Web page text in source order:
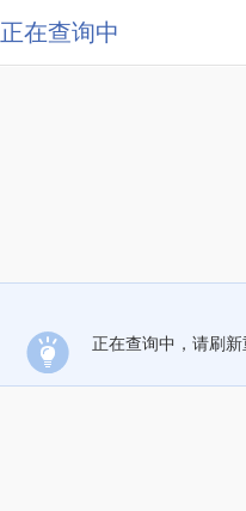
正在查询中
正在查询中，请刷新